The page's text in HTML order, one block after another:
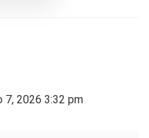
7, 2026 3:32 pm